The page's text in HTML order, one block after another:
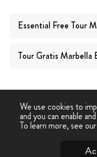
Essential Free Tour
Tour Gratis Marbella
Free
Tour - Free Tour
Marbella
We use cookies to
and you can enable
To learn more, see our